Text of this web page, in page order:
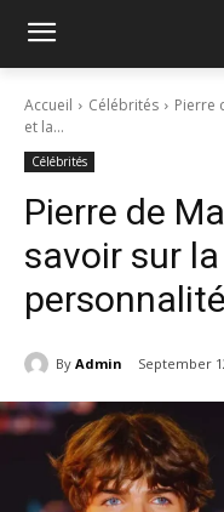
Accueil Célébrités
Pierre
et la...
Célébrités
Pierre de
savoir sur
By Admin September